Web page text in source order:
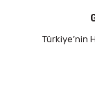
Türkiye’nin